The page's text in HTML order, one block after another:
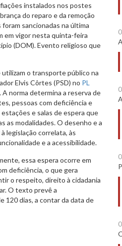
instalados nos postes
do reparo e da remoção
sancionadas na última
em vigor nesta quinta-feira
(DOM). Evento religioso que
o transporte público na
Elvis Côrtes (PSD) no PL
norma determina a reserva de
pessoas com deficiência e
e salas de espera que
as modalidades. O desenho e a
legislação correlata, às
e a acessibilidade.
essa espera ocorre em
deficiência, o que gera
o respeito, direito à cidadania
O texto prevê a
120 dias, a contar da data de